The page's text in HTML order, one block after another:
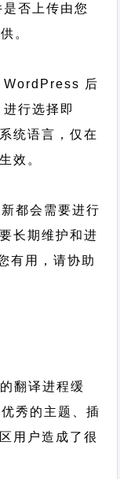
否上传由您
。
WordPress 后
行选择即
统语言，仅在
效。
都会需要进行
长期维护和进
有用，请协助
翻译进程缓
秀的主题、插
用户造成了很